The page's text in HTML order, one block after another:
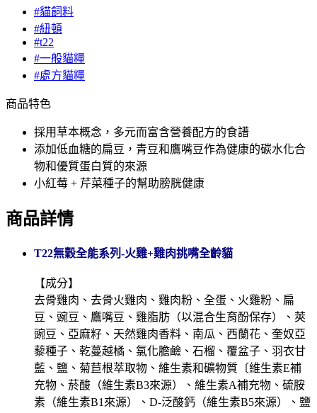
#貓飼料
#紐頓
#t22
#一般貓糧
#處方貓糧
商品特色
採用草本概念，多元而富含營養配方的食譜
添加低血糖的扁豆，青豆和鷹嘴豆作為健康的碳水化合
物和優質蛋白質的來源
小紅莓 + 芹菜種子的幫助膀胱健康
商品詳情
T22無穀全能系列-火雞+雞肉挑嘴全齡貓
【成分】
去骨雞肉、去骨火雞肉、雞肉粉、全蛋、火雞粉、扁
豆、豌豆、鷹嘴豆、雞脂肪（以混合生育酚保存）、莢
豌豆、亞麻籽、天然雞肉香料、南瓜、西蘭花、奎奴亞
藜種子、乾蔓越橘、氯化膽鹼、石榴、覆盆子、羽衣甘
藍、鹽、菊苣根萃取物、維生素和礦物質〔維生素E補
充物、菸酸（維生素B3來源）、維生素A補充物、硫胺
素（維生素B1來源）、D-泛酸鈣（維生素B5來源）、鹽